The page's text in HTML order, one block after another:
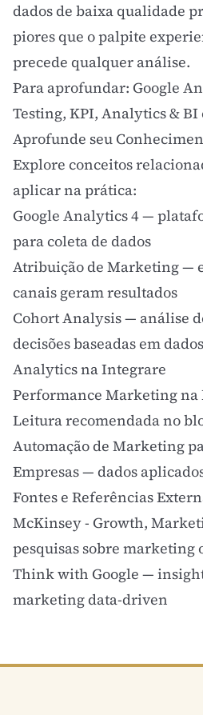
dados de baixa qualidade
piores que o palpite
precede qualquer análise.
Para aprofundar: Google
Testing, KPI, Analytics & BI
Aprofunde seu
Explore conceitos
aplicar na prática:
Google Analytics 4—
para coleta de dados
Atribuição de Marketing—
canais geram resultados
Cohort Analysis— análise
decisões baseadas em dados
Analytics na Integrare
Performance Marketing na
Leitura recomendada no
Automação de Marketing
Empresas— dados
Fontes e Referências
McKinsey - Growth,
pesquisas sobre marketing
Think with Google —
marketing data-driven